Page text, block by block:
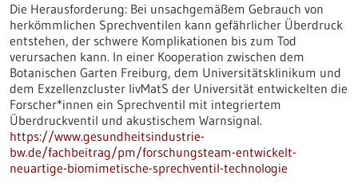
Die Herausforderung: Bei unsachgemäßem Gebrauch von
herkömmlichen Sprechventilen kann gefährlicher Überdruck
entstehen, der schwere Komplikationen bis zum Tod
verursachen kann. In einer Kooperation zwischen dem
Botanischen Garten Freiburg, dem Universitätsklinikum und
dem Exzellenzcluster livMatS der Universität entwickelten die
Forscher*innen ein Sprechventil mit integriertem
Überdruckventil und akustischem Warnsignal.
https://www.gesundheitsindustrie-
bw.de/fachbeitrag/pm/forschungsteam-entwickelt-
neuartige-biomimetische-sprechventil-technologie